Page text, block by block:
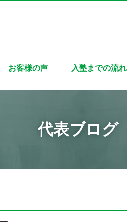
お客様の声 入塾までの流れ
代表ブログ